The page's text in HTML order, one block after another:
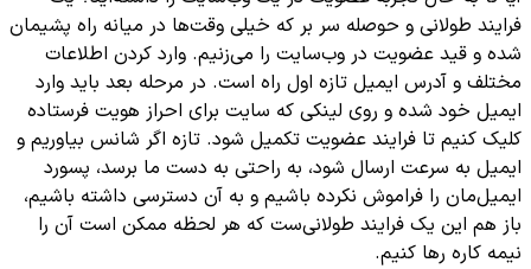
فرایند طولانی و حوصله سر بر که خیلی وقت‌ها در میانه راه پشیمان
شده و قید عضویت در وب‌سایت را می‌زنیم. وارد کردن اطلاعات
مختلف و آدرس ایمیل تازه اول راه است. در مرحله بعد باید وارد
ایمیل خود شده و روی لینکی که سایت برای احراز هویت فرستاده
کلیک کنیم تا فرایند عضویت تکمیل شود. تازه اگر شانس بیاوریم و
ایمیل به سرعت ارسال شود، به راحتی به دست ما برسد، پسورد
ایمیل‌مان را فراموش نکرده باشیم و به آن دسترسی داشته باشیم،
باز هم این یک فرایند طولانی‌ست که هر لحظه ممکن است آن را
نیمه کاره رها کنیم.